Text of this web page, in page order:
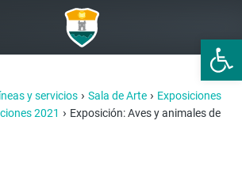
Abrir
y servicios › Sala de Arte › Exposiciones
2021 › Exposición: Aves y animales de